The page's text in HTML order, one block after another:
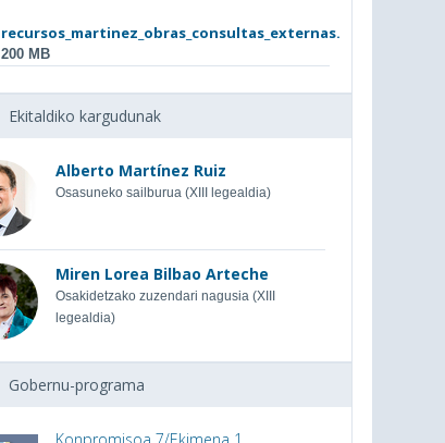
recursos_martinez_obras_consultas_externas...
200 MB
Ekitaldiko kargudunak
Alberto Martínez Ruiz
Osasuneko sailburua (XIII legealdia)
Miren Lorea Bilbao Arteche
Osakidetzako zuzendari nagusia (XIII
legealdia)
Gobernu-programa